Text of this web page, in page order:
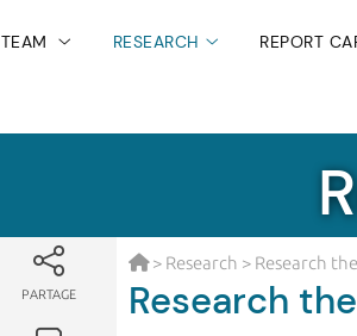
TEAM RESEARCH REPORT
PARTAGE
> Research > Research
Research